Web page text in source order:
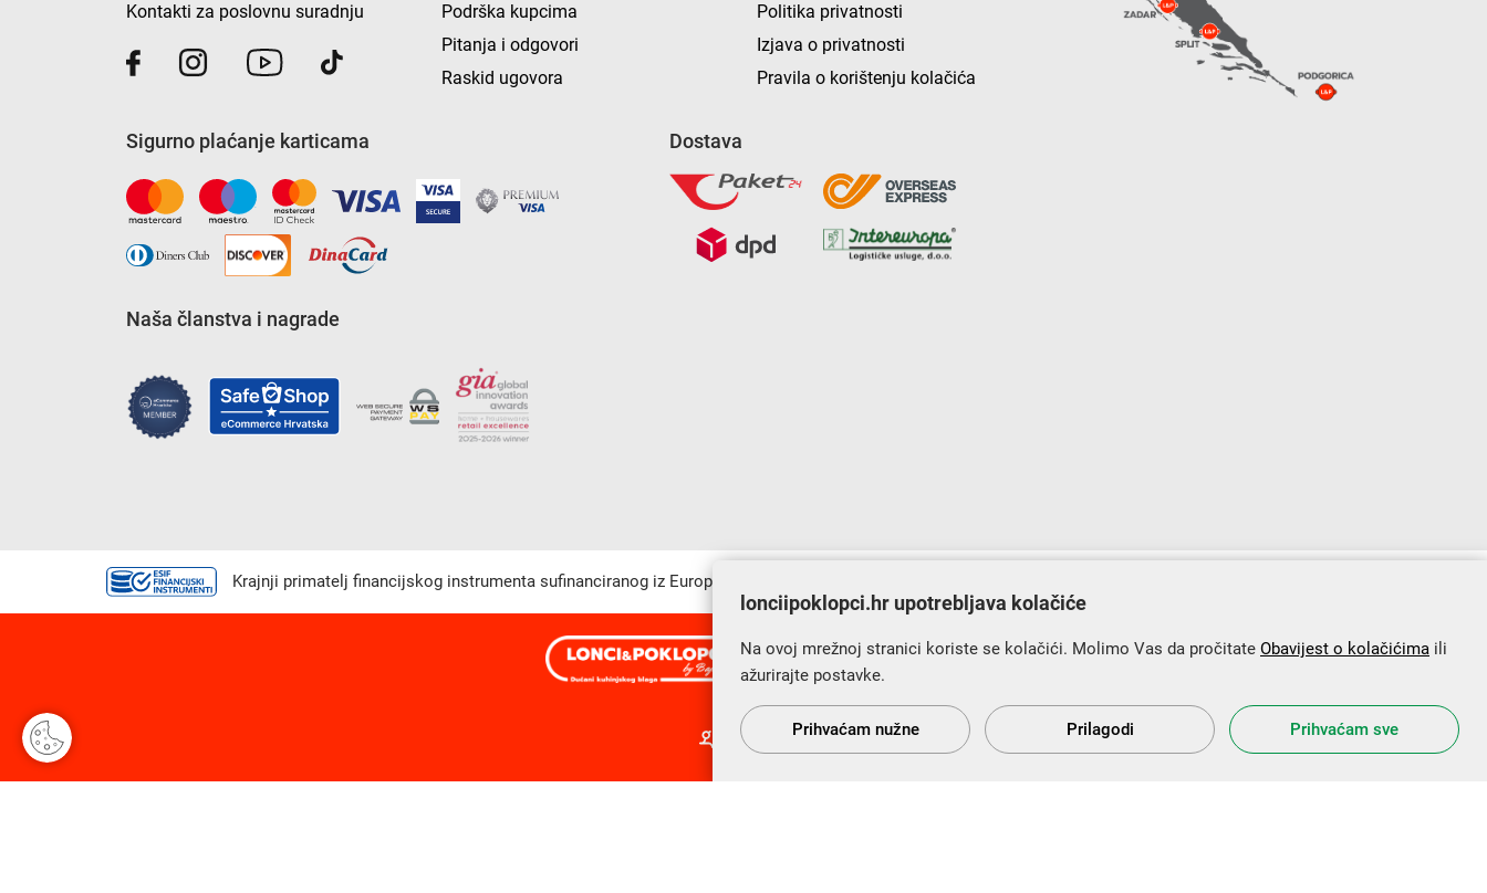
Kontakti za poslovnu suradnju
Podrška kupcima
Pitanja i odgovori
Raskid ugovora
Politika privatnosti
Izjava o privatnosti
Pravila o korištenju kolačića
Sigurno plaćanje karticama
Naša članstva i nagrade
Dostava
Krajnji primatelj financijskog instrumenta sufinanciranog iz Europskog fonda za regionalni razvoj u sklopu Operativnog programa „Konkurentnost i kohezija”.
s Vama od 2014. godine!
lonciipoklopci.hr upotrebljava kolačiće
Na ovoj mrežnoj stranici koriste se kolačići. Molimo Vas da pročitate Obavijest o kolačićima ili
ažurirajte postavke.
Prihvaćam nužne Prilagodi Prihvaćam sve